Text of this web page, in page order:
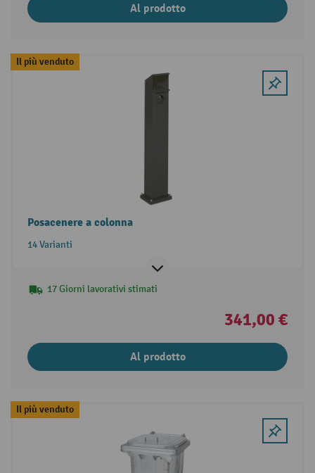
Al prodotto
Il più venduto
Posacenere a colonna
14 Varianti
17 Giorni lavorativi stimati
341,00 €
Al prodotto
Il più venduto